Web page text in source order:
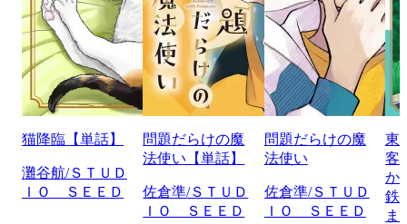
猫降臨【単話】
灘谷航/ＳＴＵＤ
ＩＯ ＳＥＥＤ
問題だらけの魔
法使い【単話】
佐倉準/ＳＴＵＤ
ＩＯ ＳＥＥＤ
問題だらけの魔
法使い
佐倉準/ＳＴＵＤ
ＩＯ ＳＥＥＤ
東
客
か
鉄
ま